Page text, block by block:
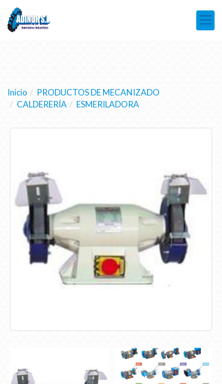
Inicio
PRODUCTOS DE MECANIZADO
CALDERERÍA
ESMERILADORA